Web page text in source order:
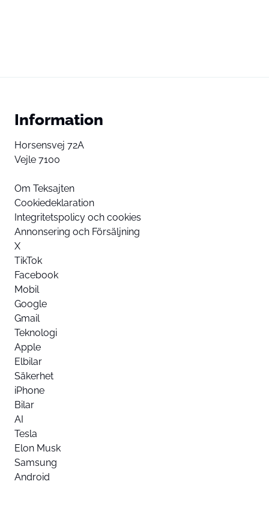
Information
Horsensvej 72A
Vejle 7100
Om Teksajten
Cookiedeklaration
Integritetspolicy och cookies
Annonsering och Försäljning
X
TikTok
Facebook
Mobil
Google
Gmail
Teknologi
Apple
Elbilar
Säkerhet
iPhone
Bilar
AI
Tesla
Elon Musk
Samsung
Android